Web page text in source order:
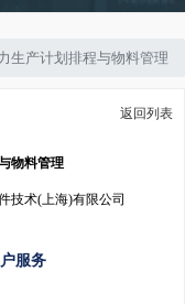
生产计划排程与物料管理
返回列表
物料管理
术(上海)有限公司
服务